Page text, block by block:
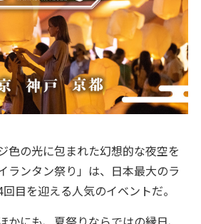
色の光に包まれた幻想的な夜空を
ランタン祭り」は、日本最大のラ
目を迎える人気のイベントだ。